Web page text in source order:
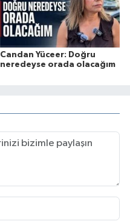
Candan Yüceer: Doğru
neredeyse orada olacağım